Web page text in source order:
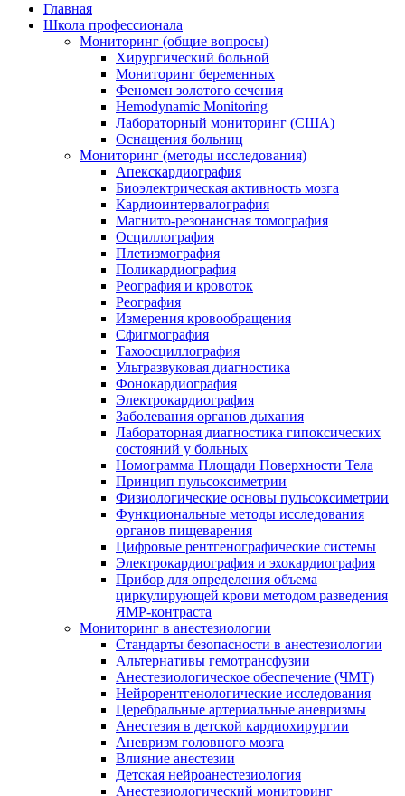
Главная
Школа профессионала
Мониторинг (общие вопросы)
Хирургический больной
Мониторинг беременных
Феномен золотого сечения
Hemodynamic Monitoring
Лабораторный мониторинг (США)
Оснащения больниц
Мониторинг (методы исследования)
Апекскардиография
Биоэлектрическая активность мозга
Кардиоинтервалография
Магнито-резонансная томография
Осциллография
Плетизмография
Поликардиография
Реография и кровоток
Реография
Измерения кровообращения
Сфигмография
Тахоосциллография
Ультразвуковая диагностика
Фонокардиография
Электрокардиография
Заболевания органов дыхания
Лабораторная диагностика гипоксических
состояний у больных
Номограмма Площади Поверхности Тела
Принцип пульсоксиметрии
Физиологические основы пульсоксиметрии
Функциональные методы исследования
органов пищеварения
Цифровые рентгенографические системы
Электрокардиография и эхокардиография
Прибор для определения объема
циркулирующей крови методом разведения
ЯМР-контраста
Мониторинг в анестезиологии
Стандарты безопасности в анестезиологии
Альтернативы гемотрансфузии
Анестезиологическое обеспечение (ЧМТ)
Нейрорентгенологические исследования
Церебральные артериальные аневризмы
Анестезия в детской кардиохирургии
Аневризм головного мозга
Влияние анестезии
Детская нейроанестезиология
Анестезиологический мониторинг